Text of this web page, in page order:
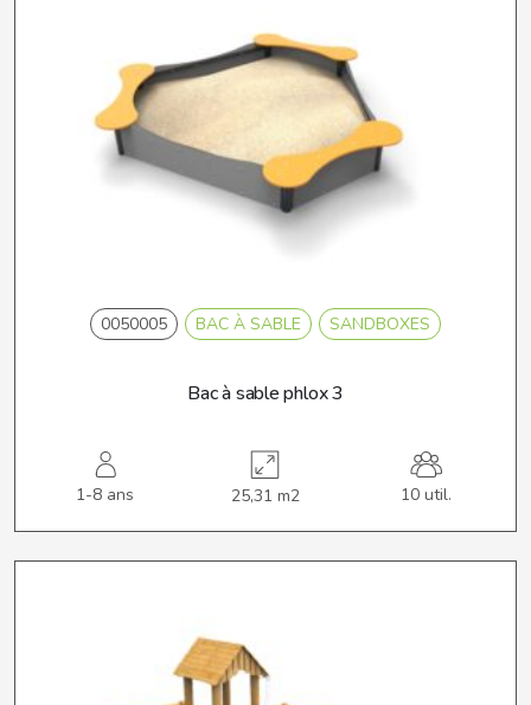
0050005 BAC À SABLE SANDBOXES
Bac à sable phlox 3
1-8 ans 25,31 m2 10 util.